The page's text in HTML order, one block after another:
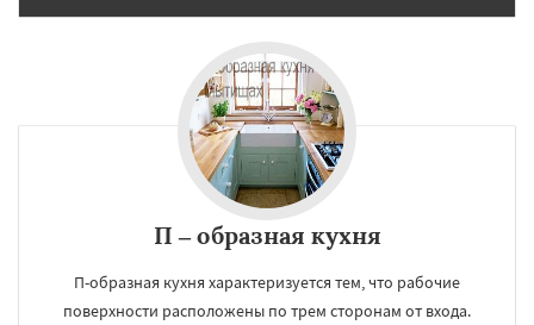
П – образная кухня
П-образная кухня характеризуется тем, что рабочие
поверхности расположены по трем сторонам от входа.